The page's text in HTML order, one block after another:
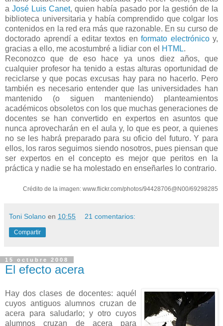
aJosé Luis Canet, quien había pasado por la gestión de la
biblioteca universitaria y había comprendido que colgar los
contenidos en la red era más que razonable. En su curso de
doctorado aprendí a editar textos en formato electrónicoy,
gracias a ello, me acostumbré a lidiar con el HTML.
Reconozco que de eso hace ya unos diez años, que
cualquier profesor ha tenido a estas alturas oportunidad de
reciclarse y que pocas excusas hay para no hacerlo. Pero
también es necesario entender que las universidades han
mantenido (o siguen manteniendo) planteamientos
académicos obsoletos con los que muchas generaciones de
docentes se han convertido en expertos en asuntos que
nunca aprovecharán en el aula y, lo que es peor, a quienes
no se les habrá preparado para su oficio del futuro. Y para
ellos, los raros seguimos siendo nosotros, pues piensan que
ser expertos en el concepto es mejor que peritos en la
práctica y nadie se ha molestado en enseñarles lo contrario.
Crédito de la imagen: www.flickr.com/photos/94428706@N00/69298285
Toni Solano en 10:55 21 comentarios:
Compartir
15 octubre 2008
El efecto acera
Hay dos clases de docentes: aquél
cuyos antiguos alumnos cruzan de
acera para saludarlo; y otro cuyos
alumnos cruzan de acera para